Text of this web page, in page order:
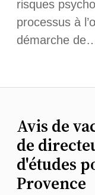
risques
processus à
démarche
Avis de
de
d'études
Provence